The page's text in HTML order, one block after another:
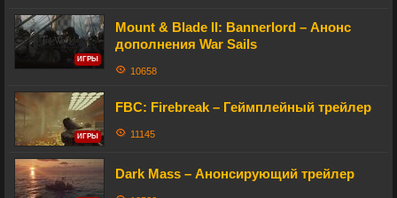
ИГРЫ
Mount & Blade II: Bannerlord – Анонс
дополнения War Sails
10658
ИГРЫ
FBC: Firebreak – Геймплейный трейлер
11145
Dark Mass – Анонсирующий трейлер